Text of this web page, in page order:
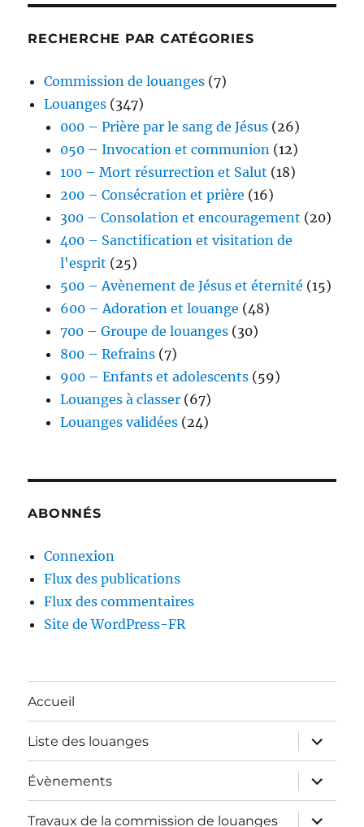
RECHERCHE PAR CATÉGORIES
Commission de louanges (7)
Louanges (347)
000 – Prière par le sang de Jésus (26)
050 – Invocation et communion (12)
100 – Mort résurrection et Salut (18)
200 – Consécration et prière (16)
300 – Consolation et encouragement (20)
400 – Sanctification et visitation de
l'esprit (25)
500 – Avènement de Jésus et éternité (15)
600 – Adoration et louange (48)
700 – Groupe de louanges (30)
800 – Refrains (7)
900 – Enfants et adolescents (59)
Louanges à classer (67)
Louanges validées (24)
ABONNÉS
Connexion
Flux des publications
Flux des commentaires
Site de WordPress-FR
Accueil
Liste des louanges
ouvrir
le
sous-
menu
Évènements
ouvrir
le
sous-
menu
Travaux de la commission de louanges
ouvrir